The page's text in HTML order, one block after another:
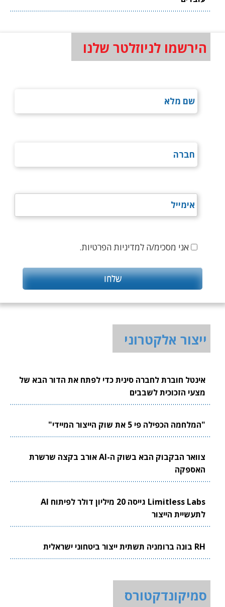
הירשמו לניוזלטר שלנו
אני מסכימ/ה למדיניות הפרטיות.
ייצור אלקטרוני
אינטל חוברת לחברה סינית כדי לפתח את הדור הבא של
מצעי הזכוכית לשבבים
"המלחמה הכפילה פי 5 את שוק הייצור המיידי"
צוואר הבקבוק הבא בשוק ה-AI אורב בקצה שרשרת
האספקה
Limitless Labs גייסה 20 מיליון דולר לפיתוח AI
לתעשיית הייצור
RH בונה ברומניה תשתית ייצור ביטחוני ישראלית
סמיקונדקטורס